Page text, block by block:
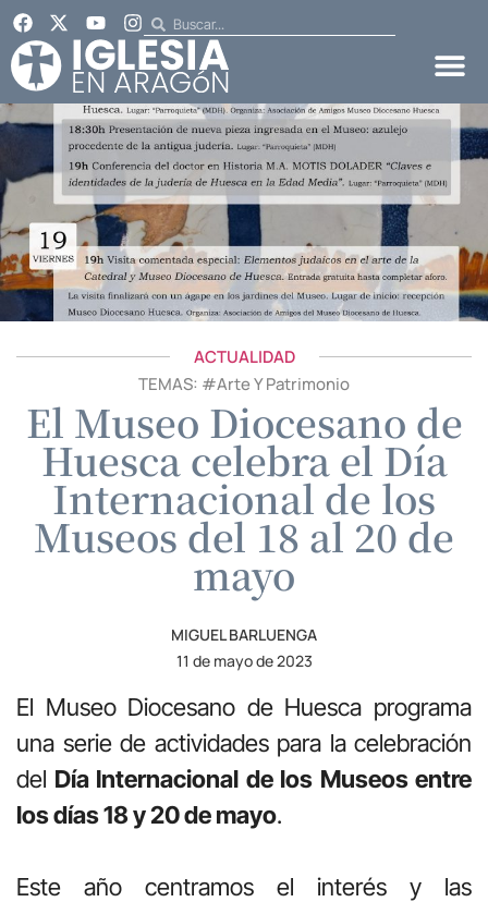
ACTUALIDAD
TEMAS: #Arte Y Patrimonio
El Museo Diocesano de
Huesca celebra el Día
Internacional de los
Museos del 18 al 20 de
mayo
MIGUEL BARLUENGA
11 de mayo de 2023
El Museo Diocesano de Huesca programa
una serie de actividades para la celebración
del Día Internacional de los Museos entre
los días 18 y 20 de mayo.
Este año centramos el interés y las